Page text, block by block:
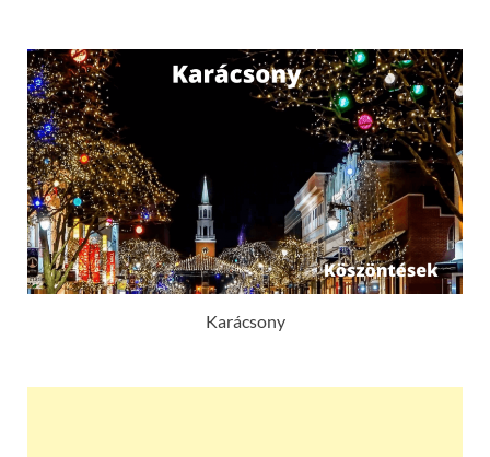
Karácsony